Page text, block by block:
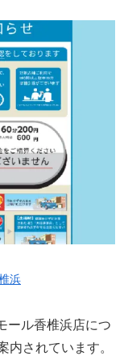
浜
ール香椎浜店につ
内されています。